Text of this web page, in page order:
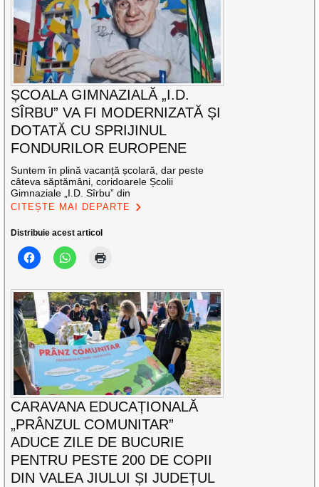
ȘCOALA GIMNAZIALĂ „I.D.
SÎRBU” VA FI MODERNIZATĂ ȘI
DOTATĂ CU SPRIJINUL
FONDURILOR EUROPENE
Suntem în plină vacanță școlară, dar peste
câteva săptămâni, coridoarele Școlii
Gimnaziale „I.D. Sîrbu” din
CITEȘTE MAI DEPARTE
Distribuie acest articol
CARAVANA EDUCAȚIONALĂ
„PRÂNZUL COMUNITAR”
ADUCE ZILE DE BUCURIE
PENTRU PESTE 200 DE COPII
DIN VALEA JIULUI ȘI JUDEȚUL